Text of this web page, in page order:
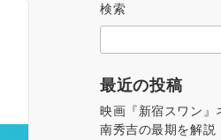
検索
最近の投稿
映画『新宿スワン』
南秀吉の最期を解説